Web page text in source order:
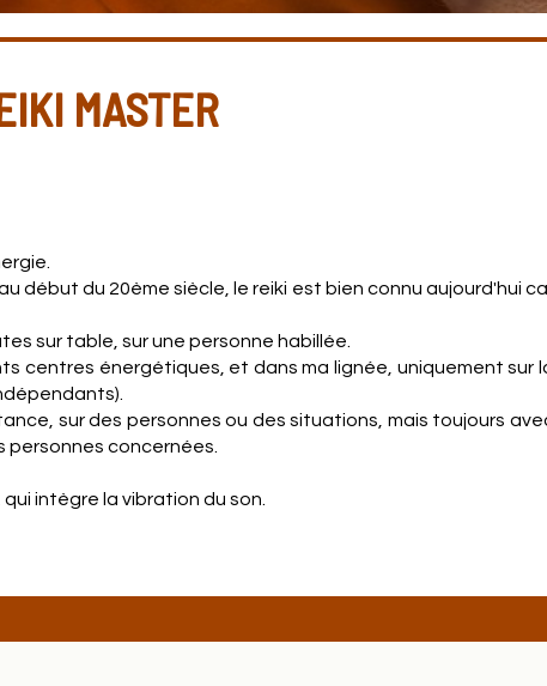
MASTER
début du 20ème siècle, le reiki est bien connu aujourd'hui
sur table, sur une personne habillée.
centres énergétiques, et dans ma lignée, uniquement sur
sur des personnes ou des situations, mais toujours
personnes concernées.
qui intègre la vibration du son.